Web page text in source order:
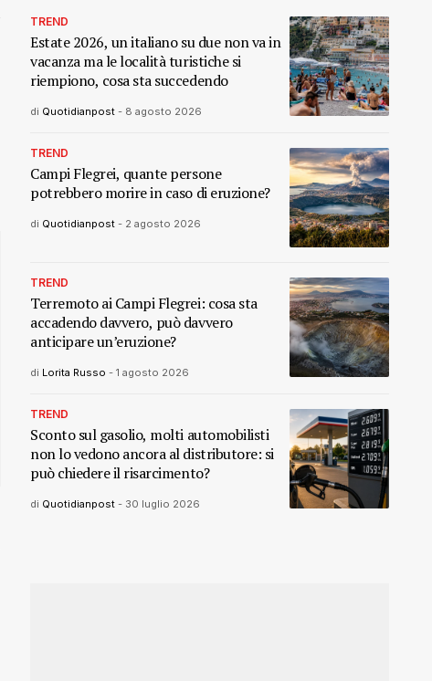
TREND
Estate 2026, un italiano su due non va in
vacanza ma le località turistiche si
riempiono, cosa sta succedendo
di Quotidianpost - 8 agosto 2026
TREND
Campi Flegrei, quante persone
potrebbero morire in caso di eruzione?
di Quotidianpost - 2 agosto 2026
TREND
Terremoto ai Campi Flegrei: cosa sta
accadendo davvero, può davvero
anticipare un’eruzione?
di Lorita Russo - 1 agosto 2026
TREND
Sconto sul gasolio, molti automobilisti
non lo vedono ancora al distributore: si
può chiedere il risarcimento?
di Quotidianpost - 30 luglio 2026